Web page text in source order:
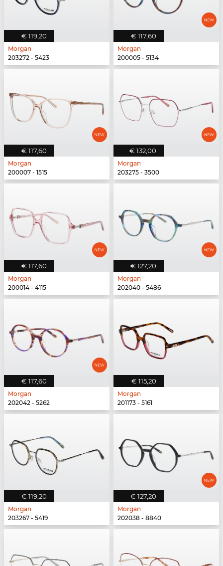
€ 119,20
Morgan
203272 - 5423
€ 117,60
Morgan
200005 - 5134
€ 117,60
Morgan
200007 - 1515
€ 132,00
Morgan
203275 - 3500
€ 117,60
Morgan
200014 - 4115
€ 127,20
Morgan
202040 - 5486
€ 117,60
Morgan
202042 - 5262
€ 115,20
Morgan
201173 - 5161
€ 119,20
Morgan
203267 - 5419
€ 127,20
Morgan
202038 - 8840